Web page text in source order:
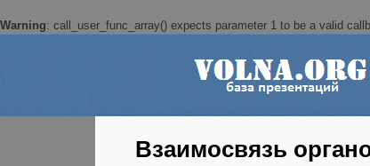
Warning: call_user_func_array() expects parameter 1 to be a valid
Взаимосвязь